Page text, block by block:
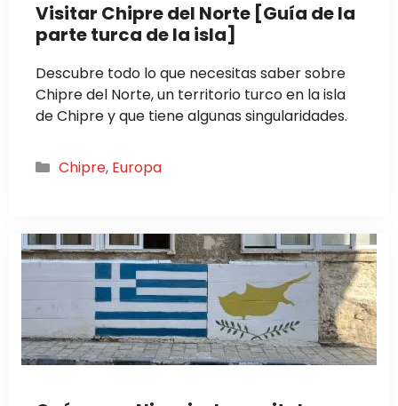
Visitar Chipre del Norte [Guía de la
parte turca de la isla]
Descubre todo lo que necesitas saber sobre
Chipre del Norte, un territorio turco en la isla
de Chipre y que tiene algunas singularidades.
Categorías
Chipre, Europa